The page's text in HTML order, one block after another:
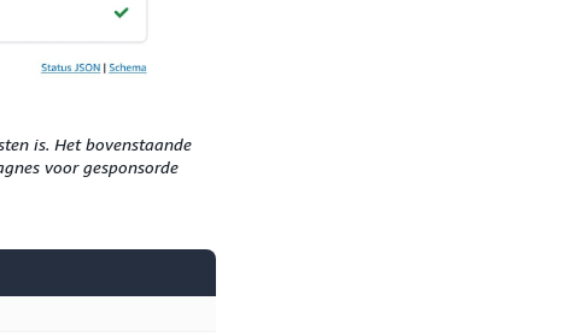
is. Het bovenstaande
voor gesponsorde